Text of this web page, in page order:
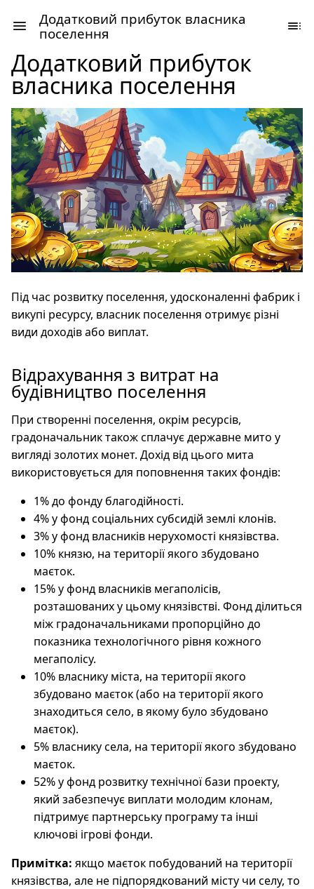
Додатковий прибуток власника
поселення
Додатковий прибуток
власника поселення
Під час розвитку поселення, удосконаленні фабрик і
викупі ресурсу, власник поселення отримує різні
види доходів або виплат.
Відрахування з витрат на
будівництво поселення
При створенні поселення, окрім ресурсів,
градоначальник також сплачує державне мито у
вигляді золотих монет. Дохід від цього мита
використовується для поповнення таких фондів:
1% до фонду благодійності.
4% у фонд соціальних субсидій землі клонів.
3% у фонд власників нерухомості князівства.
10% князю, на території якого збудовано
маєток.
15% у фонд власників мегаполісів,
розташованих у цьому князівстві. Фонд ділиться
між градоначальниками пропорційно до
показника технологічного рівня кожного
мегаполісу.
10% власнику міста, на території якого
збудовано маєток (або на території якого
знаходиться село, в якому було збудовано
маєток).
5% власнику села, на території якого збудовано
маєток.
52% у фонд розвитку технічної бази проекту,
який забезпечує виплати молодим клонам,
підтримує партнерську програму та інші
ключові ігрові фонди.
Примітка: якщо маєток побудований на території
князівства, але не підпорядкований місту чи селу, то